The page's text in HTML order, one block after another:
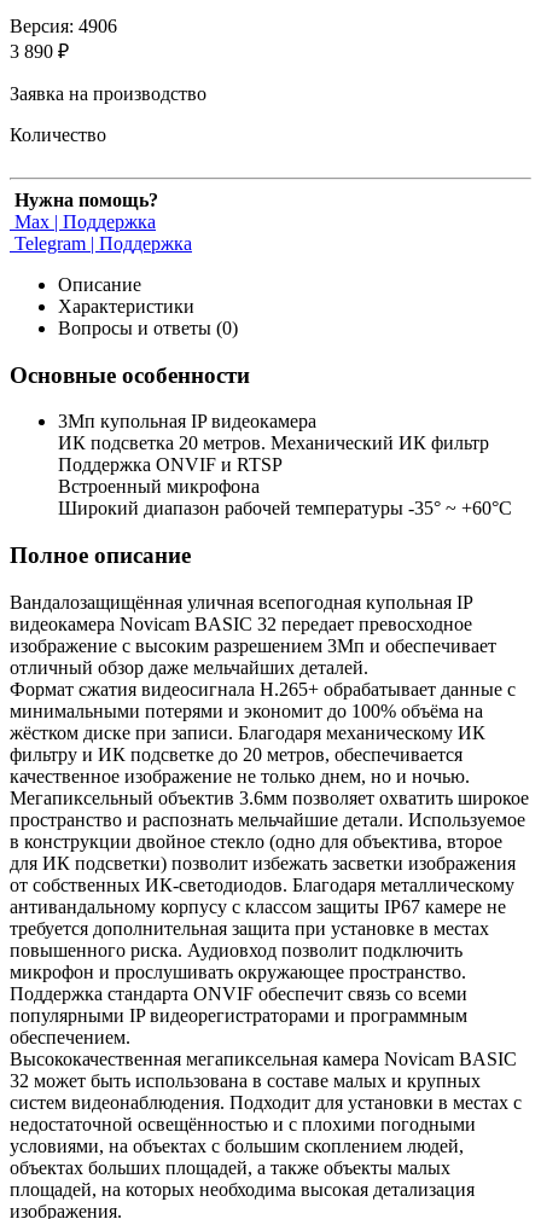
Версия: 4906
3 890 ₽
Заявка на производство
Количество
Нужна помощь?
Max | Поддержка
Telegram | Поддержка
Описание
Характеристики
Вопросы и ответы (0)
Основные особенности
3Мп купольная IP видеокамера
ИК подсветка 20 метров. Механический ИК фильтр
Поддержка ONVIF и RTSP
Встроенный микрофона
Широкий диапазон рабочей температуры -35° ~ +60°C
Полное описание
Вандалозащищённая уличная всепогодная купольная IP
видеокамера Novicam BASIC 32 передает превосходное
изображение с высоким разрешением 3Мп и обеспечивает
отличный обзор даже мельчайших деталей.
Формат сжатия видеосигнала H.265+ обрабатывает данные с
минимальными потерями и экономит до 100% объёма на
жёстком диске при записи. Благодаря механическому ИК
фильтру и ИК подсветке до 20 метров, обеспечивается
качественное изображение не только днем, но и ночью.
Мегапиксельный объектив 3.6мм позволяет охватить широкое
пространство и распознать мельчайшие детали. Используемое
в конструкции двойное стекло (одно для объектива, второе
для ИК подсветки) позволит избежать засветки изображения
от собственных ИК-светодиодов. Благодаря металлическому
антивандальному корпусу с классом защиты IP67 камере не
требуется дополнительная защита при установке в местах
повышенного риска. Аудиовход позволит подключить
микрофон и прослушивать окружающее пространство.
Поддержка стандарта ONVIF обеспечит связь со всеми
популярными IP видеорегистраторами и программным
обеспечением.
Высококачественная мегапиксельная камера Novicam BASIC
32 может быть использована в составе малых и крупных
систем видеонаблюдения. Подходит для установки в местах с
недостаточной освещённостью и с плохими погодными
условиями, на объектах с большим скоплением людей,
объектах больших площадей, а также объекты малых
площадей, на которых необходима высокая детализация
изображения.